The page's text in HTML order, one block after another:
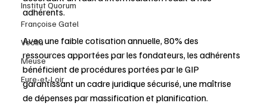
Institut Quorum
Françoise Gatel
Veolia
Meuse
Eure-et-Loir
adhérents.
Avec une faible cotisation annuelle, 80% des
ressources apportées par les fondateurs, les adhérents
bénéficient de procédures portées par le GIP
garantissant un cadre juridique sécurisé, une maîtrise
de dépenses par massification et planification.